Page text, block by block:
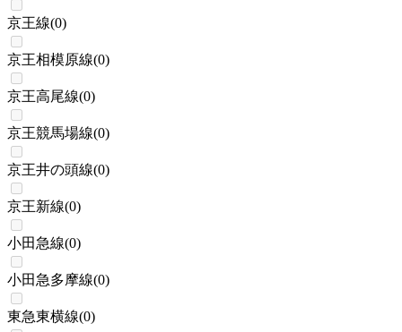
京王線(0)
京王相模原線(0)
京王高尾線(0)
京王競馬場線(0)
京王井の頭線(0)
京王新線(0)
小田急線(0)
小田急多摩線(0)
東急東横線(0)